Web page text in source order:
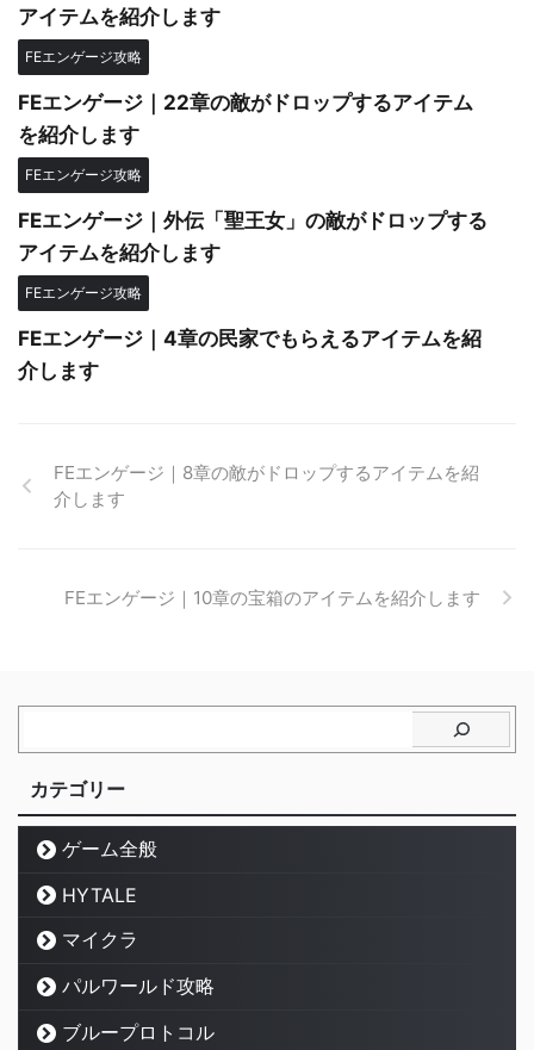
アイテムを紹介します
FEエンゲージ攻略
FEエンゲージ｜22章の敵がドロップするアイテム
を紹介します
FEエンゲージ攻略
FEエンゲージ｜外伝「聖王女」の敵がドロップする
アイテムを紹介します
FEエンゲージ攻略
FEエンゲージ｜4章の民家でもらえるアイテムを紹
介します
FEエンゲージ｜8章の敵がドロップするアイテムを紹
介します
FEエンゲージ｜10章の宝箱のアイテムを紹介します
カテゴリー
ゲーム全般
HYTALE
マイクラ
パルワールド攻略
ブループロトコル